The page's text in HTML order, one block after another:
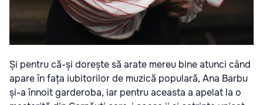
Și pentru că-și dorește să arate mereu bine atunci când
apare în fața iubitorilor de muzică populară, Ana Barbu
și-a înnoit garderoba, iar pentru aceasta a apelat la o